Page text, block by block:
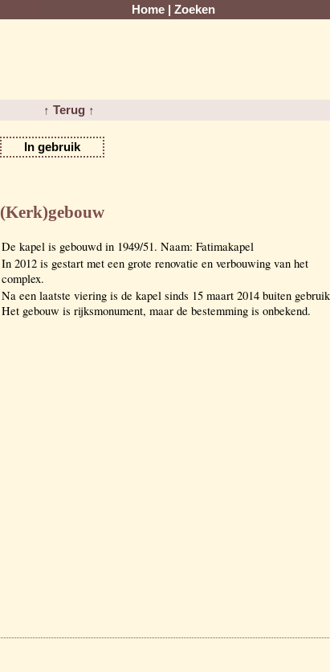
Home Zoeken
↑ Terug ↑
In gebruik
(Kerk)gebouw
De kapel is gebouwd in 1949/51. Naam: Fatimakapel
In 2012 is gestart met een grote renovatie en verbouwing van het
complex.
Na een laatste viering is de kapel sinds 15 maart 2014 buiten
Het gebouw is rijksmonument, maar de bestemming is onbekend.